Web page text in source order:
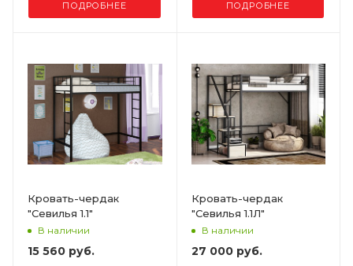
ПОДРОБНЕЕ ПОДРОБНЕЕ
Кровать-чердак
"Севилья 1.1"
В наличии
15 560 руб.
Кровать-чердак
"Севилья 1.1Л"
В наличии
27 000 руб.